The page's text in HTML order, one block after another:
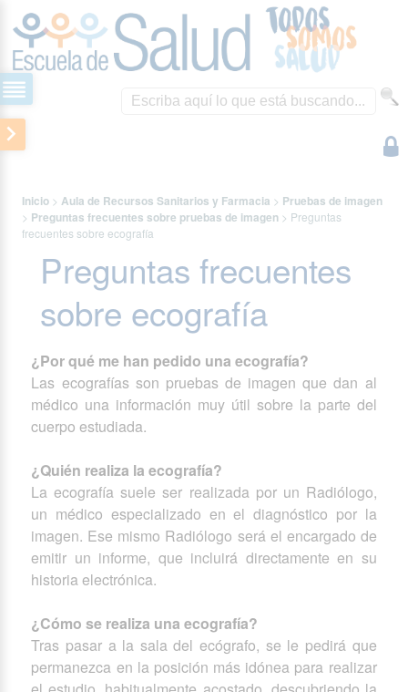
Inicio > Aula de Recursos Sanitarios y Farmacia > Pruebas de imagen
> Preguntas frecuentes sobre pruebas de imagen > Preguntas
frecuentes sobre ecografía
Preguntas frecuentes
sobre ecografía
¿Por qué me han pedido una ecografía?
Las ecografías son pruebas de imagen que dan al
médico una información muy útil sobre la parte del
cuerpo estudiada.
¿Quién realiza la ecografía?
La ecografía suele ser realizada por un Radiólogo,
un médico especializado en el diagnóstico por la
imagen. Ese mismo Radiólogo será el encargado de
emitir un informe, que incluirá directamente en su
historia electrónica.
¿Cómo se realiza una ecografía?
Tras pasar a la sala del ecógrafo, se le pedirá que
permanezca en la posición más idónea para realizar